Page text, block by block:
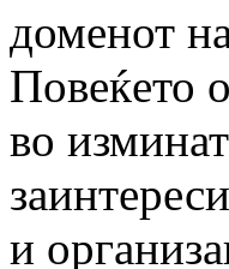
доменот
Повеќето
во
и